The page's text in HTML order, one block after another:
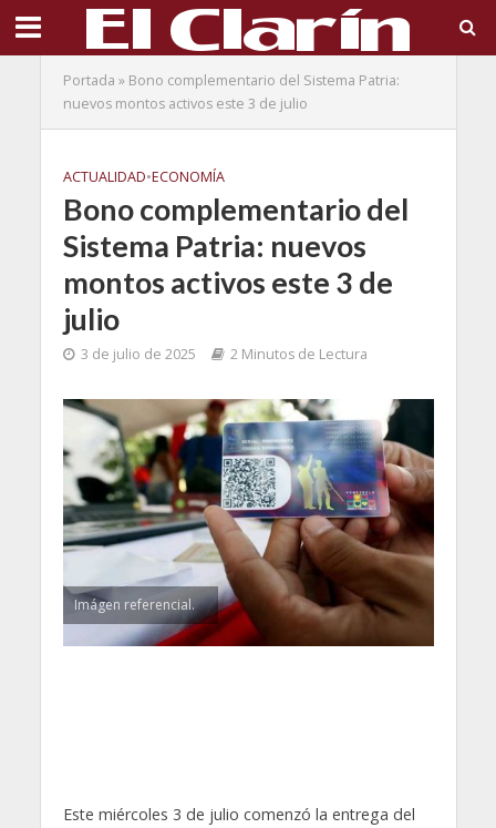
Portada » Bono complementario del Sistema Patria:
nuevos montos activos este 3 de julio
ACTUALIDAD•ECONOMÍA
Bono complementario del
Sistema Patria: nuevos
montos activos este 3 de
julio
3 de julio de 2025 2 Minutos de Lectura
Imágen referencial.
Este miércoles 3 de julio comenzó la entrega del